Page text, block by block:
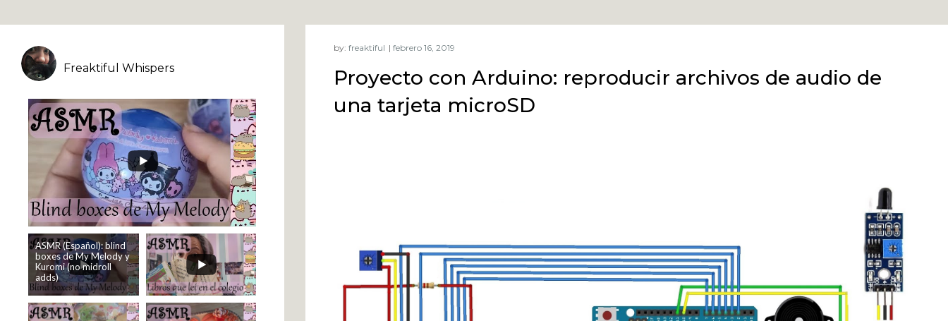
by:freaktiful
Proyecto con Arduino: reproducir archivos de audio de
una tarjeta microSD
Freaktiful Whispers
ASMR (Español): blind
boxes de My Melody y
Kuromi (no midroll
adds)